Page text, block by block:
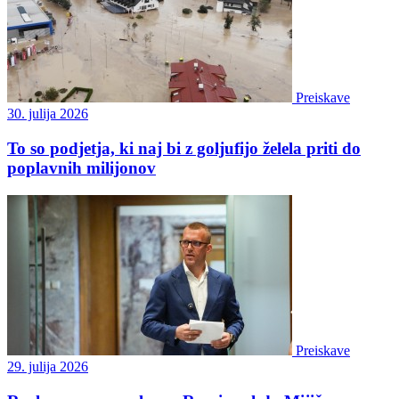
Preiskave
30. julija 2026
To so podjetja, ki naj bi z goljufijo želela priti do
poplavnih milijonov
Preiskave
29. julija 2026